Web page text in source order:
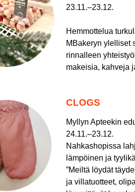
23.11.–23.12.
​​​​​​​Hemmottelua
MBakeryn ylelliset
rinnalleen
makeisia, kahveja
CLOGS
Myllyn Apteekin
24.11.–23.12.
Nahkashopissa
lämpöinen ja
”Meiltä löydät
ja villatuotteet,